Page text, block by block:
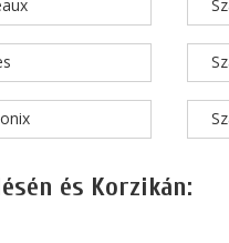
és Korzikán: